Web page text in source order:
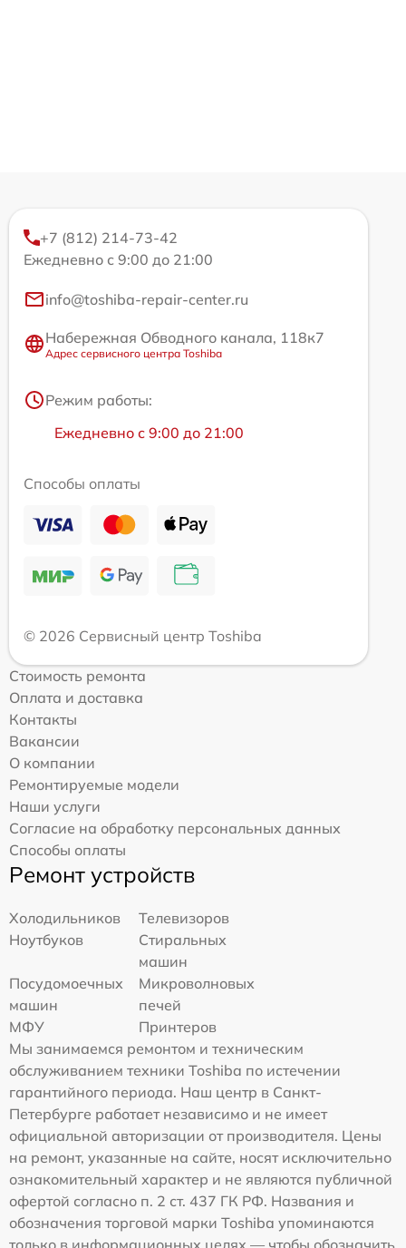
+7 (812) 214-73-42
Ежедневно с 9:00 до 21:00
info@toshiba-repair-center.ru
Набережная Обводного канала, 118к7
Адрес сервисного центра Toshiba
Режим работы:
Ежедневно с 9:00 до 21:00
Способы оплаты
© 2026 Сервисный центр Toshiba
Стоимость ремонта
Оплата и доставка
Контакты
Вакансии
О компании
Ремонтируемые модели
Наши услуги
Согласие на обработку персональных данных
Способы оплаты
Ремонт устройств
Холодильников
Телевизоров
Ноутбуков
Стиральных
машин
Посудомоечных
машин
Микроволновых
печей
МФУ
Принтеров
Мы занимаемся ремонтом и техническим
обслуживанием техники Toshiba по истечении
гарантийного периода. Наш центр в Санкт-
Петербурге работает независимо и не имеет
официальной авторизации от производителя. Цены
на ремонт, указанные на сайте, носят исключительно
ознакомительный характер и не являются публичной
офертой согласно п. 2 ст. 437 ГК РФ. Названия и
обозначения торговой марки Toshiba упоминаются
только в информационных целях — чтобы обозначить